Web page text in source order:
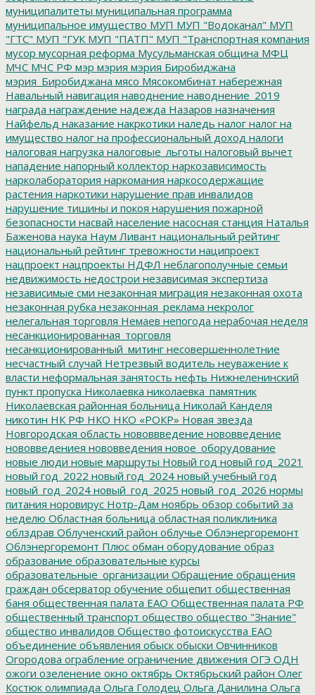
муниципалитеты муниципальная программа
муниципальное имущество МУП МУП "Водоканал" МУП
"ГТС" МУП "ГУК МУП "ПАТП" МУП "Транспортная компания
мусор мусорная реформа Мусульманская община МФЦ
МЧС МЧС РФ мэр мэрия мэрия Биробиджана
мэрия_Биробиджана мясо Мясокомбинат набережная
Навальный навигация наводнение наводнение_2019
награда награждение надежда Назаров назначения
Найфельд наказание накркотики наледь налог налог на
имущество налог на профессиональный доход налоги
налоговая нагрузка налоговые_льготы налоговый вычет
нападение напорный коллектор наркозависимость
нарколаборатория наркомания наркосодержащие
растения наркотики нарушение прав инвалидов
нарушение тишины и покоя нарушения пожарной
безопасности насвай население насосная станция Наталья
Баженова наука Наум Ливант национальный рейтинг
национальный рейтинг тревожности наципроект
нацпроект нацпроекты НДФЛ неблагополучные семьи
недвижимость недострои независимая экспертиза
независимые сми незаконная миграция незаконная охота
незаконная рубка незаконная_реклама некролог
нелегальная торговля Немаев непогода нерабочая неделя
несанкционированная_торговля
несанкционированный_митинг несовершеннолетние
несчастный случай Нетрезвый водитель неуважение к
власти неформальная занятость нефть Нижнеленинский
пункт пропуска Николаевка николаевка_памятник
Николаевская районная больница Николай Канделя
никотин НК РФ НКО НКО «РОКР» Новая звезда
Новгородская область нововвведение нововведение
нововведениея нововведения новое_оборудование
новые люди новые маршруты Новый год новый год_2021
новый год_2022 новый год_2024 новый учебный год
новый_год_2024 новый_год_2025 новый_год_2026 нормы
питания норовирус Нотр-Дам ноябрь обзор событий за
неделю Областная больница областная поликлиника
облздрав Облученский район облучье Облэнергоремонт
Облэнергоремонт Плюс обман оборудование образ
образование образовательные курсы
образовательные_организации Обращение обращения
граждан обсерватор обучение общепит общественная
баня общественная палата ЕАО Общественная палата РФ
общественный транспорт общество общество "Знание"
общество инвалидов Общество фотоискусства ЕАО
объединение объявления обыск обыски Овчинников
Огородова ограбление ограничение движения ОГЭ ОДН
ожоги озеленение окно октябрь Октябрьский район Олег
Костюк олимпиада Ольга Голодец Ольга Данилина Ольга